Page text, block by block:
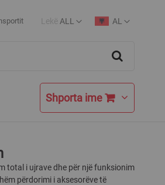
Currency
Lekë ALL
Language
AL
Shporta ime
total i ujrave dhe për një funksionim
përdorimi i aksesorëve të